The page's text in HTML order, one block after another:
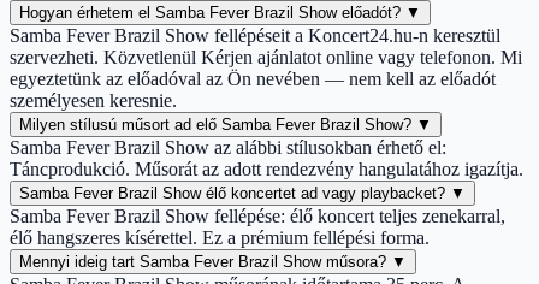
Hogyan érhetem el Samba Fever Brazil Show előadót? ▼
Samba Fever Brazil Show fellépéseit a Koncert24.hu-n keresztül
szervezheti. Közvetlenül Kérjen ajánlatot online vagy telefonon. Mi
egyeztetünk az előadóval az Ön nevében — nem kell az előadót
személyesen keresnie.
Milyen stílusú műsort ad elő Samba Fever Brazil Show? ▼
Samba Fever Brazil Show az alábbi stílusokban érhető el:
Táncprodukció. Műsorát az adott rendezvény hangulatához igazítja.
Samba Fever Brazil Show élő koncertet ad vagy playbacket? ▼
Samba Fever Brazil Show fellépése: élő koncert teljes zenekarral,
élő hangszeres kísérettel. Ez a prémium fellépési forma.
Mennyi ideig tart Samba Fever Brazil Show műsora? ▼